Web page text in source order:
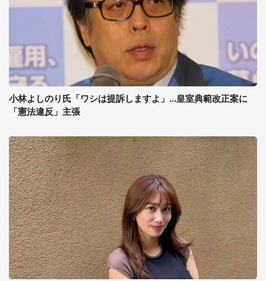
小林よしのり氏「ワシは提訴しますよ」...皇室典範改正案に
「憲法違反」主張